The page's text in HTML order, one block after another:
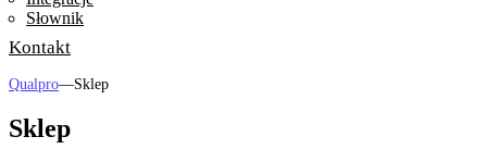
Słownik
Kontakt
Qualpro—Sklep
Sklep